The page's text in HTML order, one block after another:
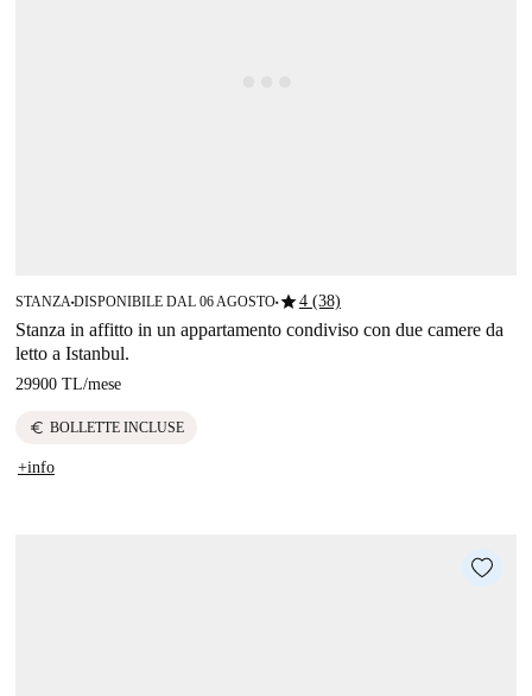
STANZA■DISPONIBILE DAL 06 AGOSTO■star4 (38)
Stanza in affitto in un appartamento condiviso con due camere da
letto a Istanbul.
29900 TL/mese
euro BOLLETTE INCLUSE
+info